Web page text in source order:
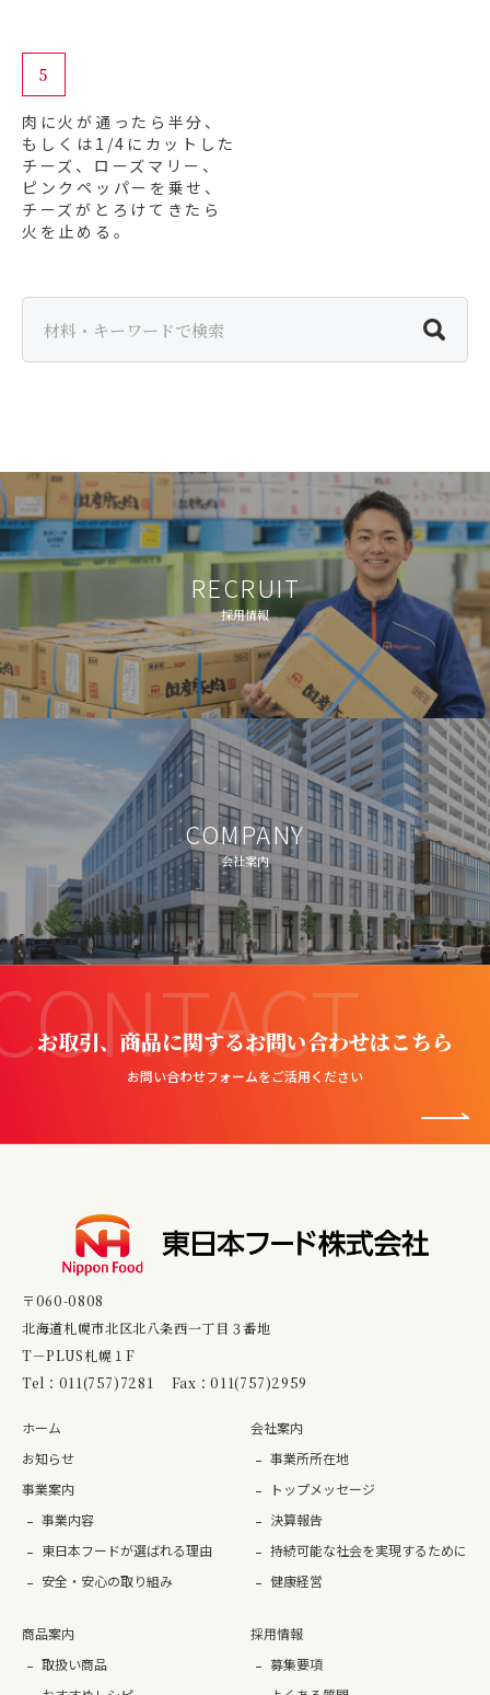
5
肉に火が通ったら半分、
もしくは1/4にカットした
チーズ、ローズマリー、
ピンクペッパーを乗せ、
チーズがとろけてきたら
火を止める。
RECRUIT
採用情報
COMPANY
会社案内
お取引、商品に関するお問い合わせはこちら
お問い合わせフォームをご活用ください
〒060-0808
北海道札幌市北区北八条西一丁目３番地
T－PLUS札幌１F
Tel： 011(757)7281 Fax：011(757)2959
ホーム
お知らせ
事業案内
事業内容
東日本フードが選ばれる理由
安全・安心の取り組み
商品案内
取扱い商品
会社案内
事業所所在地
トップメッセージ
決算報告
持続可能な社会を実現するために
健康経営
採用情報
募集要項